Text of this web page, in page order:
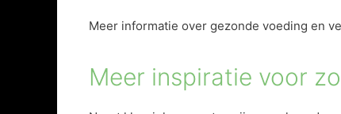
Meer informatie over gezonde voeding en
Meer inspiratie voor